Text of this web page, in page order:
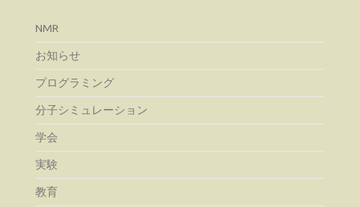
NMR
お知らせ
プログラミング
分子シミュレーション
学会
実験
教育